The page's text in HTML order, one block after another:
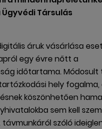
Társulás
áruk vásárlása
egy évre nőtt a
időtartama.
hely fogalma,
köszönhetően
sem kell
távmunkáról szóló